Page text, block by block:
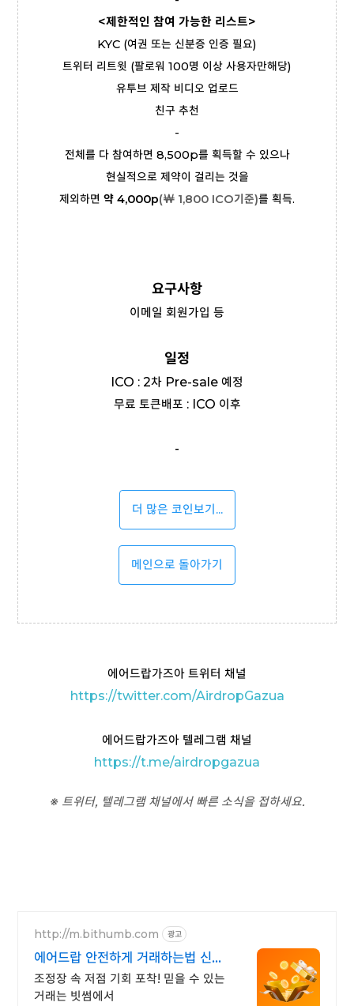
<제한적인 참여 가능한 리스트>
KYC (여권 또는 신분증 인증 필요)
트위터 리트윗 (팔로워 100명 이상 사용자만해당)
유투브 제작 비디오 업로드
친구 추천
-
전체를 다 참여하면 8,500p를 획득할 수 있으나
현실적으로 제약이 걸리는 것을
제외하면 약 4,000p(￦ 1,800 ICO기준)를 획득.
요구사항
이메일 회원가입 등
일정
ICO : 2차 Pre-sale 예정
무료 토큰배포 : ICO 이후
-
더 많은 코인보기...
메인으로 돌아가기
에어드랍가즈아 트위터 채널
https://twitter.com/AirdropGazua
에어드랍가즈아 텔레그램 채널
https://t.me/airdropgazua
※ 트위터, 텔레그램 채널에서 빠른 소식을 접하세요.
http://m.bithumb.com 광고
에어드랍 안전하게 거래하는법 신규
가입 시 5만원 혜택
조정장 속 저점 기회 포착! 믿을 수 있는
거래는 빗썸에서